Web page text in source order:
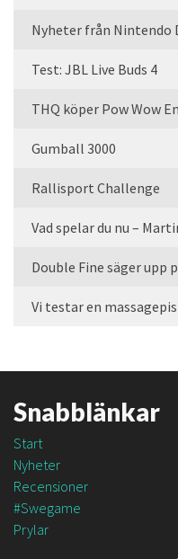
Nyheter från Nintendo
Test: JBL Live Buds 4
THQ köper Pow Wow
Gumball 3000
Rallisport Challenge
Vad spelar du nu –
Double Fine säger upp
Vi testar en
Snabblänkar
Start
Nyheter
Recensioner
#Swegame
Prylar